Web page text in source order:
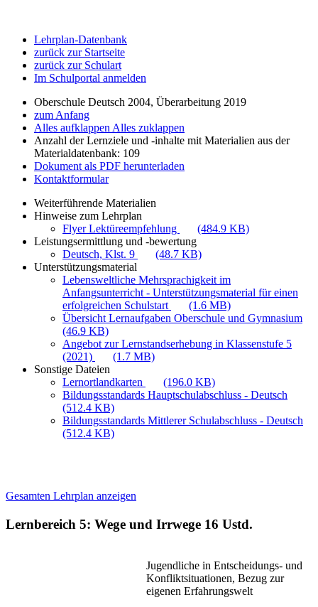
Lehrplan-Datenbank
zurück zur Startseite
zurück zur Schulart
Im Schulportal anmelden
Oberschule Deutsch 2004, Überarbeitung 2019
zum Anfang
Alles aufklappen Alles zuklappen
Anzahl der Lernziele und -inhalte mit Materialien aus der
Materialdatenbank: 109
Dokument als PDF herunterladen
Kontaktformular
Weiterführende Materialien
Hinweise zum Lehrplan
Flyer Lektüreempfehlung
(484.9 KB)
Leistungsermittlung und -bewertung
Deutsch, Klst. 9
(48.7 KB)
Unterstützungsmaterial
Lebensweltliche Mehrsprachigkeit im
Anfangsunterricht - Unterstützungsmaterial für einen
erfolgreichen Schulstart
(1.6 MB)
Übersicht Lernaufgaben Oberschule und Gymnasium
(46.9 KB)
Angebot zur Lernstandserhebung in Klassenstufe 5
(2021)
(1.7 MB)
Sonstige Dateien
Lernortlandkarten
(196.0 KB)
Bildungsstandards Hauptschulabschluss - Deutsch
(512.4 KB)
Bildungsstandards Mittlerer Schulabschluss - Deutsch
(512.4 KB)
Gesamten Lehrplan anzeigen
Lernbereich 5: Wege und Irrwege 16 Ustd.
Jugendliche in Entscheidungs- und
Konfliktsituationen, Bezug zur
eigenen Erfahrungswelt